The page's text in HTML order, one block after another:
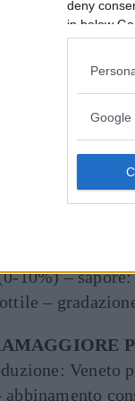
deny
in below
Google
ISERNIA
CHIARETTO
Veneto
fino a 2 anni
consigliato:
– odore:
(35%-
10%) –
–
Veneto
abbinamento